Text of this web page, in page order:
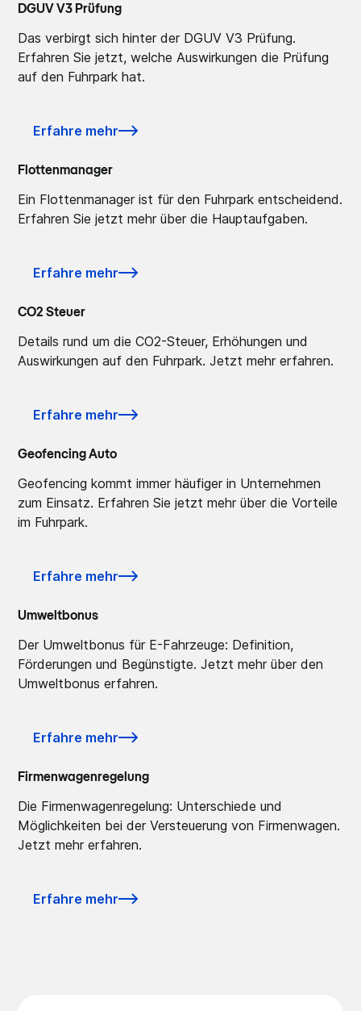
DGUV V3 Prüfung
Das verbirgt sich hinter der DGUV V3 Prüfung.
Erfahren Sie jetzt, welche Auswirkungen die Prüfung
auf den Fuhrpark hat.
Erfahre mehr
Flottenmanager
Ein Flottenmanager ist für den Fuhrpark entscheidend.
Erfahren Sie jetzt mehr über die Hauptaufgaben.
Erfahre mehr
CO2 Steuer
Details rund um die CO2-Steuer, Erhöhungen und
Auswirkungen auf den Fuhrpark. Jetzt mehr erfahren.
Erfahre mehr
Geofencing Auto
Geofencing kommt immer häufiger in Unternehmen
zum Einsatz. Erfahren Sie jetzt mehr über die Vorteile
im Fuhrpark.
Erfahre mehr
Umweltbonus
Der Umweltbonus für E-Fahrzeuge: Definition,
Förderungen und Begünstigte. Jetzt mehr über den
Umweltbonus erfahren.
Erfahre mehr
Firmenwagenregelung
Die Firmenwagenregelung: Unterschiede und
Möglichkeiten bei der Versteuerung von Firmenwagen.
Jetzt mehr erfahren.
Erfahre mehr